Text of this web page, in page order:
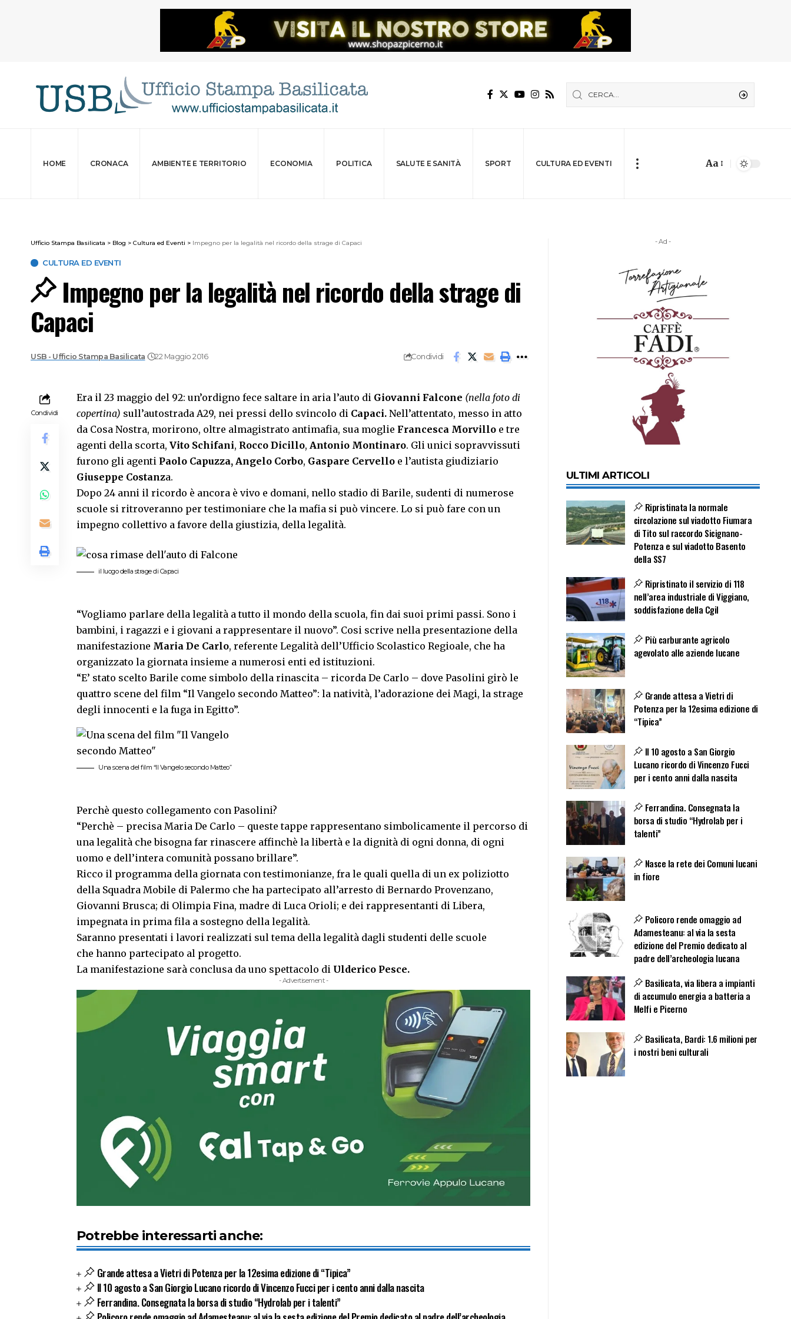
HOME CRONACA AMBIENTE E TERRITORIO ECONOMIA POLITICA SALUTE E SANITÀ SPORT CULTURA ED EVENTI Aa
Ufficio Stampa Basilicata > Blog > Cultura ed Eventi > Impegno per la legalità nel ricordo della strage di Capaci
CULTURA ED EVENTI
Impegno per la legalità nel ricordo della strage di
Capaci
USB - Ufficio Stampa Basilicata 22 Maggio 2016 Condividi
Condividi
Era il 23 maggio del 92: un’ordigno fece saltare in aria l’auto di Giovanni Falcone (nella foto di
copertina) sull’autostrada A29, nei pressi dello svincolo di Capaci. Nell’attentato, messo in atto
da Cosa Nostra, morirono, oltre almagistrato antimafia, sua moglie Francesca Morvillo e tre
agenti della scorta, Vito Schifani, Rocco Dicillo, Antonio Montinaro. Gli unici sopravvissuti
furono gli agenti Paolo Capuzza, Angelo Corbo, Gaspare Cervello e l’autista giudiziario
Giuseppe Costanza.
Dopo 24 anni il ricordo è ancora è vivo e domani, nello stadio di Barile, sudenti di numerose
scuole si ritroveranno per testimoniare che la mafia si può vincere. Lo si può fare con un
impegno collettivo a favore della giustizia, della legalità.
il luogo della strage di Capaci
“Vogliamo parlare della legalità a tutto il mondo della scuola, fin dai suoi primi passi. Sono i
bambini, i ragazzi e i giovani a rappresentare il nuovo”. Cosi scrive nella presentazione della
manifestazione Maria De Carlo, referente Legalità dell’Ufficio Scolastico Regioale, che ha
organizzato la giornata insieme a numerosi enti ed istituzioni.
“E’ stato scelto Barile come simbolo della rinascita – ricorda De Carlo – dove Pasolini girò le
quattro scene del film “Il Vangelo secondo Matteo”: la natività, l’adorazione dei Magi, la strage
degli innocenti e la fuga in Egitto”.
Una scena del film “Il Vangelo secondo Matteo”
Perchè questo collegamento con Pasolini?
“Perchè – precisa Maria De Carlo – queste tappe rappresentano simbolicamente il percorso di
una legalità che bisogna far rinascere affinchè la libertà e la dignità di ogni donna, di ogni
uomo e dell’intera comunità possano brillare”.
Ricco il programma della giornata con testimonianze, fra le quali quella di un ex poliziotto
della Squadra Mobile di Palermo che ha partecipato all’arresto di Bernardo Provenzano,
Giovanni Brusca; di Olimpia Fina, madre di Luca Orioli; e dei rappresentanti di Libera,
impegnata in prima fila a sostegno della legalità.
Saranno presentati i lavori realizzati sul tema della legalità dagli studenti delle scuole
che hanno partecipato al progetto.
La manifestazione sarà conclusa da uno spettacolo di Ulderico Pesce.
- Advertisement -
Potrebbe interessarti anche:
Grande attesa a Vietri di Potenza per la 12esima edizione di “Tipica”
Il 10 agosto a San Giorgio Lucano ricordo di Vincenzo Fucci per i cento anni dalla nascita
Ferrandina. Consegnata la borsa di studio “Hydrolab per i talenti”
- Ad -
ULTIMI ARTICOLI
Ripristinata la normale
circolazione sul viadotto Fiumara
di Tito sul raccordo Sicignano-
Potenza e sul viadotto Basento
della SS7
Ripristinato il servizio di 118
nell’area industriale di Viggiano,
soddisfazione della Cgil
Più carburante agricolo
agevolato alle aziende lucane
Grande attesa a Vietri di
Potenza per la 12esima edizione di
“Tipica”
Il 10 agosto a San Giorgio
Lucano ricordo di Vincenzo Fucci
per i cento anni dalla nascita
Ferrandina. Consegnata la
borsa di studio “Hydrolab per i
talenti”
Nasce la rete dei Comuni lucani
in fiore
Policoro rende omaggio ad
Adamesteanu: al via la sesta
edizione del Premio dedicato al
padre dell’archeologia lucana
Basilicata, via libera a impianti
di accumulo energia a batteria a
Melfi e Picerno
Basilicata, Bardi: 1.6 milioni per
i nostri beni culturali